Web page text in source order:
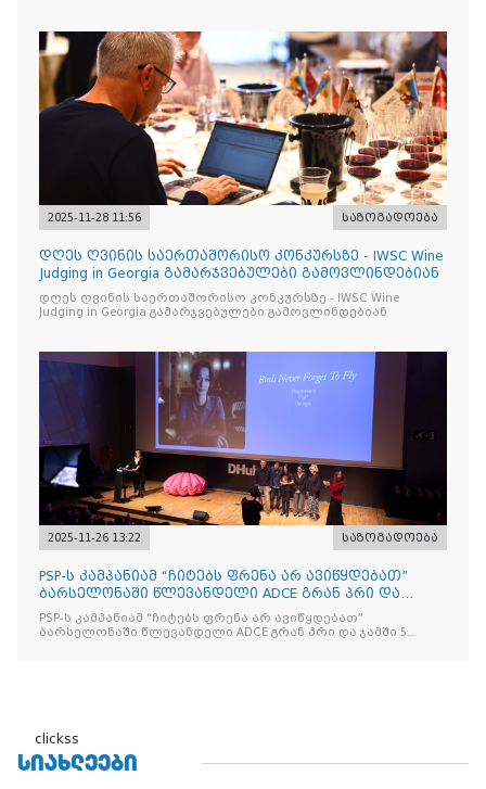
2025-11-28 11:56 საზოგადოება
დღეს ღვინის საერთაშორისო კონკურსზე - IWSC Wine
Judging in Georgia გამარჯვებულები გამოვლინდებიან
დღეს ღვინის საერთაშორისო კონკურსზე - IWSC Wine
Judging in Georgia გამარჯვებულები გამოვლინდებიან
2025-11-26 13:22 საზოგადოება
PSP-ს კამპანიამ “ჩიტებს ფრენა არ ავიწყდებათ”
ბარსელონაში წლევანდელი ADCE გრან პრი და
ჯამში 5 ჯილდო მ
PSP-ს კამპანიამ “ჩიტებს ფრენა არ ავიწყდებათ”
ბარსელონაში წლევანდელი ADCE გრან პრი და ჯამში 5
clickss
ᲡᲘᲐᲮᲚᲔᲔᲑᲘ